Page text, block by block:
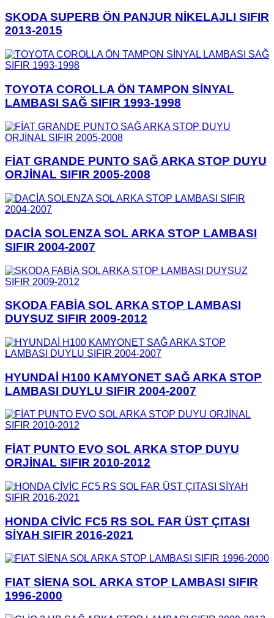
SKODA SUPERB ÖN PANJUR NİKELAJLI SIFIR
2013-2015
TOYOTA COROLLA ÖN TAMPON SİNYAL
LAMBASI SAĞ SIFIR 1993-1998
FİAT GRANDE PUNTO SAĞ ARKA STOP DUYU
ORJİNAL SIFIR 2005-2008
DACİA SOLENZA SOL ARKA STOP LAMBASI
SIFIR 2004-2007
SKODA FABİA SOL ARKA STOP LAMBASI
DUYSUZ SIFIR 2009-2012
HYUNDAİ H100 KAMYONET SAĞ ARKA STOP
LAMBASI DUYLU SIFIR 2004-2007
FİAT PUNTO EVO SOL ARKA STOP DUYU
ORJİNAL SIFIR 2010-2012
HONDA CİVİC FC5 RS SOL FAR ÜST ÇITASI
SİYAH SIFIR 2016-2021
FIAT SİENA SOL ARKA STOP LAMBASI SIFIR
1996-2000